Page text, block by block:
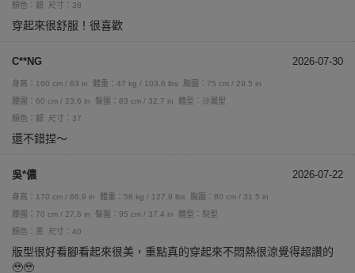
顏色：銀
尺寸：38
穿起來很舒服！很喜歡
C**NG 2026-07-30
身高：160 cm / 63 in 體重：47 kg / 103.6 lbs
胸圍：75 cm / 29.5 in
腰圍：60 cm / 23.6 in
臀圍：83 cm / 32.7 in
體型：沙漏型
顏色：銀
尺寸：37
還不錯捏～
吳*儂 2026-07-22
身高：170 cm / 66.9 in 體重：58 kg / 127.9 lbs
胸圍：80 cm / 31.5 in
腰圍：70 cm / 27.6 in
臀圍：95 cm / 37.4 in
體型：梨型
顏色：黑
尺寸：40
版型很好看腳看起來很美，重點真的穿起來不悶熱很涼覺得超讚的
🥹🥹